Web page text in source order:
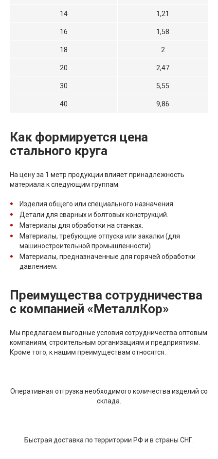
14 1,21
16 1,58
18 2
20 2,47
30 5,55
40 9,86
Как формируется цена
стального круга
На цену за 1 метр продукции влияет принадлежность
материала к следующим группам:
Изделия общего или специального назначения.
Детали для сварных и болтовых конструкций.
Материалы для обработки на станках.
Материалы, требующие отпуска или закалки (для
машиностроительной промышленности).
Материалы, предназначенные для горячей обработки
давлением.
Преимущества сотрудничества
с компанией «МеталлКор»
Мы предлагаем выгодные условия сотрудничества оптовым
компаниям, строительным организациям и предприятиям.
Кроме того, к нашим преимуществам относятся:
Оперативная отгрузка необходимого количества изделий со
склада.
Быстрая доставка по территории РФ и в страны СНГ.